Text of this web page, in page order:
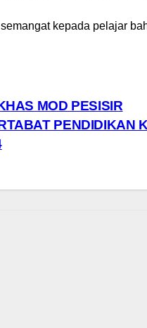
kepada pelajar
MOD PESISIR
PENDIDIKAN